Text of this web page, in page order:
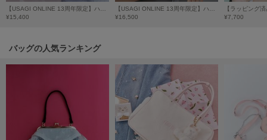
TAW&TOE
トーアンドトー
TEVA
ザバーネット
THE NORTH FACE
ザ・ノース・フェイス
¥15,400
¥16,500
¥7,700
バッグの人気ランキング